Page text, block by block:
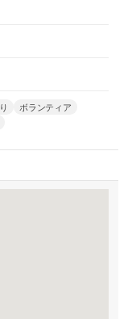
ボランティア